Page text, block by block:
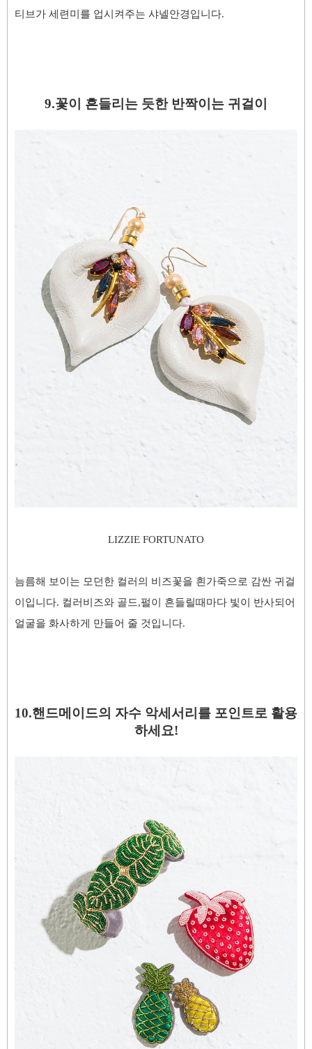
티브가 세련미를 업시켜주는 샤넬안경입니다.
9.꽃이 흔들리는 듯한 반짝이는 귀걸이
LIZZIE FORTUNATO
늠름해 보이는 모던한 컬러의 비즈꽃을 흰가죽으로 감싼 귀걸
이입니다. 컬러비즈와 골드,펄이 흔들릴때마다 빛이 반사되어
얼굴을 화사하게 만들어 줄 것입니다.
10.핸드메이드의 자수 악세서리를 포인트로 활용
하세요!